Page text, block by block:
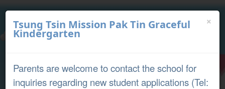
×
Tsung Tsin Mission Pak Tin Graceful
Kindergarten
Parents are welcome to contact the school for
inquiries regarding new student applications (Tel:
Parent Portal